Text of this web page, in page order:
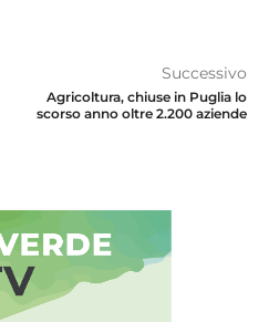
Successivo
Agricoltura, chiuse in Puglia lo
scorso anno oltre 2.200 aziende